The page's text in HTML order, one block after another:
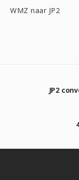
WMZ naar JP2
JP2